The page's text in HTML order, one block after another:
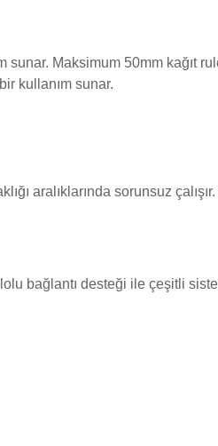
sunar. Maksimum 50mm kağıt
kullanım sunar.
aralıklarında sorunsuz
bağlantı desteği ile çeşitli